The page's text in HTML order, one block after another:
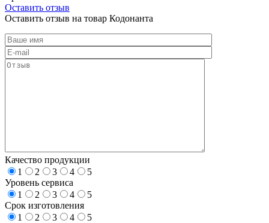
Оставить отзыв
Оставить отзыв на товар Кодонанта
Качество продукции
1
2 3 4
5
Уровень сервиса
1
2 3 4
5
Срок изготовления
1
2 3 4
5